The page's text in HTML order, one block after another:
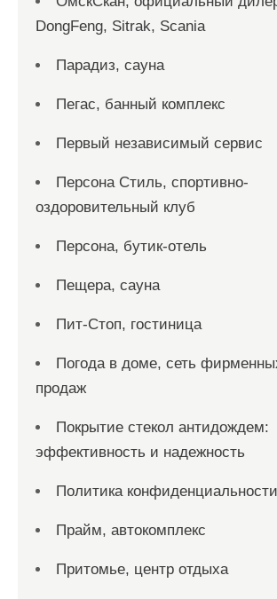
DongFeng, Sitrak, Scania
Парадиз, сауна
Пегас, банный комплекс
Первый независимый сервис
Персона Стиль, спортивно-
оздоровительный клуб
Персона, бутик-отель
Пещера, сауна
Пит-Стоп, гостиница
Погода в доме, сеть
продаж
Покрытие стекол антидождем:
эффективность и надежность
Политика конфиденциальности
Прайм, автокомплекс
Притомье, центр отдыха